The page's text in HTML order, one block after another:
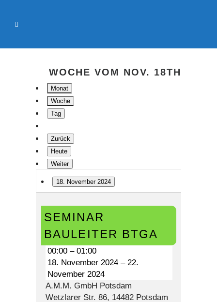
WOCHE VOM NOV. 18TH
Monat
Woche
Tag
Zurück
Heute
Weiter
18. November 2024
Bauleiter
BTGA
SEMINAR
BAULEITER BTGA
00:00 – 01:00
18. November 2024 – 22.
November 2024
A.M.M. GmbH Potsdam
Wetzlarer Str. 86, 14482 Potsdam